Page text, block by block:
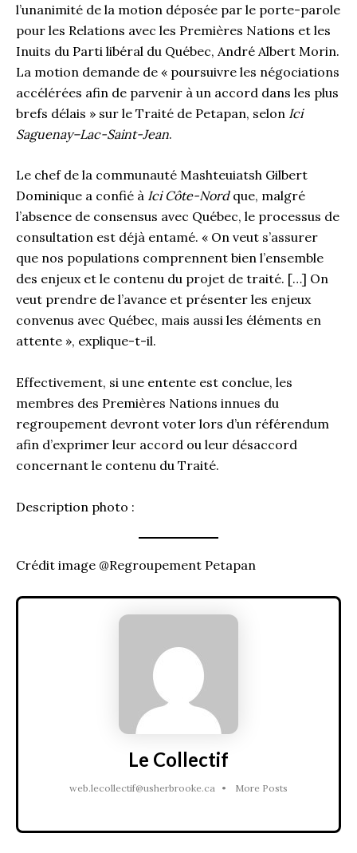
l’unanimité de la motion déposée par le porte-parole
pour les Relations avec les Premières Nations et les
Inuits du Parti libéral du Québec, André Albert Morin.
La motion demande de « poursuivre les négociations
accélérées afin de parvenir à un accord dans les plus
brefs délais » sur le Traité de Petapan, selon Ici
Saguenay–Lac-Saint-Jean.
Le chef de la communauté Mashteuiatsh Gilbert
Dominique a confié à Ici Côte-Nordque, malgré
l’absence de consensus avec Québec, le processus de
consultation est déjà entamé. « On veut s’assurer
que nos populations comprennent bien l’ensemble
des enjeux et le contenu du projet de traité. […] On
veut prendre de l’avance et présenter les enjeux
convenus avec Québec, mais aussi les éléments en
attente », explique-t-il.
Effectivement, si une entente est conclue, les
membres des Premières Nations innues du
regroupement devront voter lors d’un référendum
afin d’exprimer leur accord ou leur désaccord
concernant le contenu du Traité.
Description photo :
Crédit image @Regroupement Petapan
Le Collectif
web.lecollectif@usherbrooke.ca • More Posts